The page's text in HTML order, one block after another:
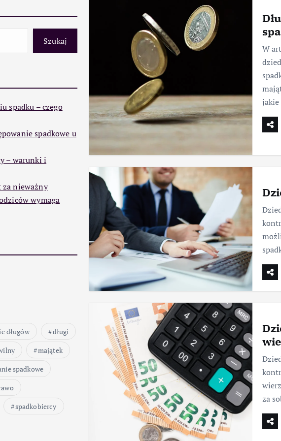
Szukaj
spadku – czego
spadkowe u
– warunki i
za nieważny
wymaga
długów
długi
majątek
spadkowe
spadkobiercy
W
za